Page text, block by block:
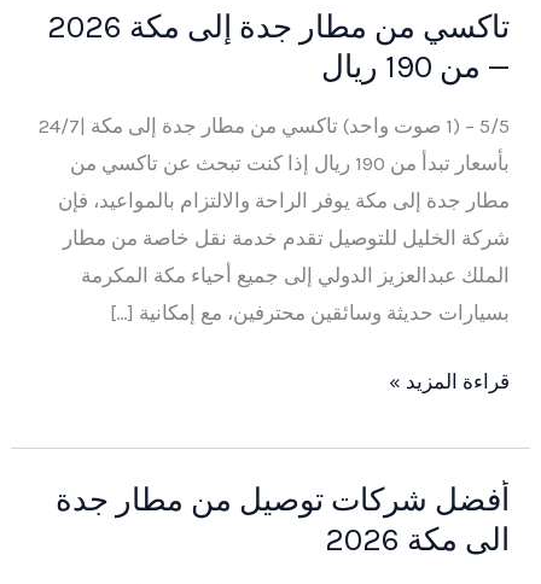
تاكسي من مطار جدة إلى مكة 2026
— من 190 ريال
5/5 – (1 صوت واحد) تاكسي من مطار جدة إلى مكة |24/7
بأسعار تبدأ من 190 ريال إذا كنت تبحث عن تاكسي من
مطار جدة إلى مكة يوفر الراحة والالتزام بالمواعيد، فإن
شركة الخليل للتوصيل تقدم خدمة نقل خاصة من مطار
الملك عبدالعزيز الدولي إلى جميع أحياء مكة المكرمة
بسيارات حديثة وسائقين محترفين، مع إمكانية […]
إلى
—
من
190
ريال
قراءة المزيد »
أفضل شركات توصيل من مطار جدة
الى مكة 2026
أفضل
شركات